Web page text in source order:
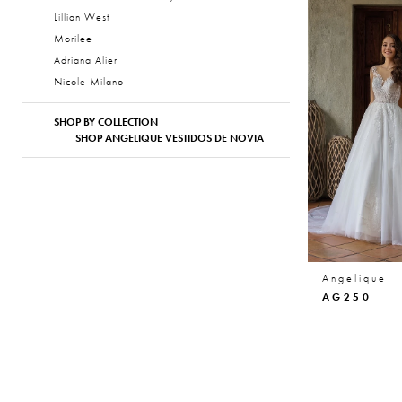
Lillian West
Morilee
Adriana Alier
Nicole Milano
SHOP BY COLLECTION
SHOP ANGELIQUE VESTIDOS DE NOVIA
Angelique
AG250